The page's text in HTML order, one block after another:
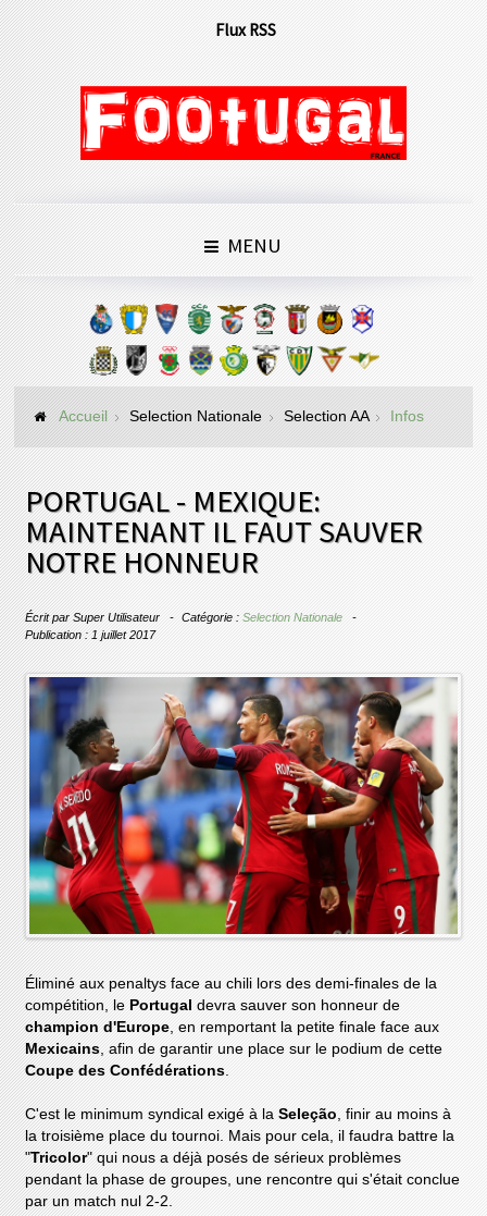
Flux RSS
MENU
Accueil Selection Nationale Selection AA Infos
PORTUGAL - MEXIQUE:
MAINTENANT IL FAUT SAUVER
NOTRE HONNEUR
Écrit parSuper Utilisateur Catégorie :Selection Nationale
Publication : 1 juillet 2017
Éliminé aux penaltys face au chili lors des demi-finales de la
compétition, le Portugaldevra sauver son honneur de
champion d'Europe , en remportant la petite finale face aux
Mexicains , afin de garantir une place sur le podium de cette
Coupe des Confédérations
C'est le minimum syndical exigé à laSeleção , finir au moins à
la troisième place du tournoi. Mais pour cela, il faudra battre la
"Tricolor" qui nous a déjà posés de sérieux problèmes
pendant la phase de groupes, une rencontre qui s'était conclue
par un match nul 2-2.